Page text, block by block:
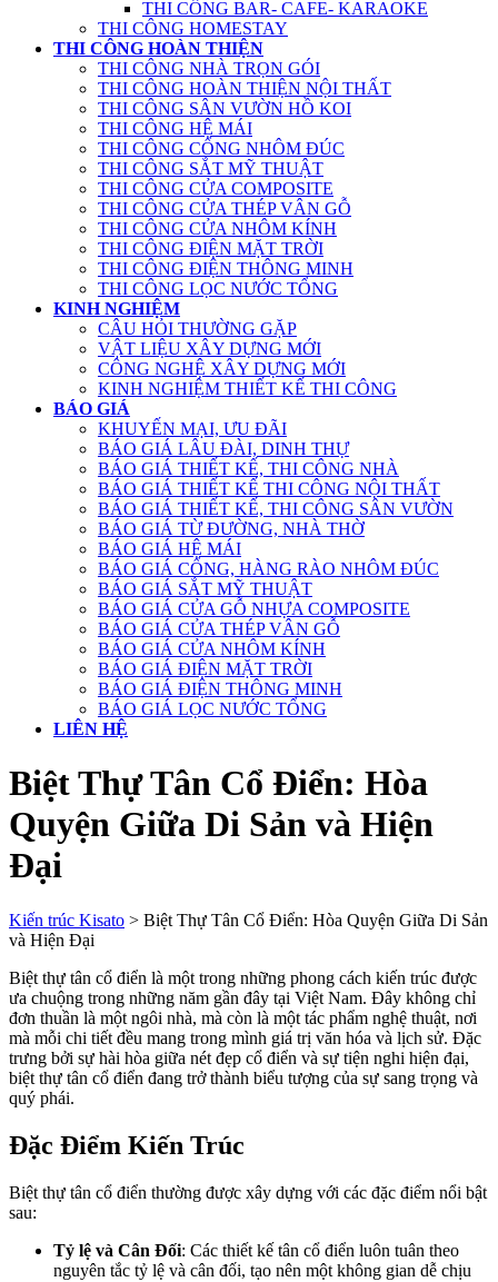
THI CÔNG BAR- CAFE- KARAOKE
THI CÔNG HOMESTAY
THI CÔNG HOÀN THIỆN
THI CÔNG NHÀ TRỌN GÓI
THI CÔNG HOÀN THIỆN NỘI THẤT
THI CÔNG SÂN VƯỜN HỒ KOI
THI CÔNG HỆ MÁI
THI CÔNG CỔNG NHÔM ĐÚC
THI CÔNG SẮT MỸ THUẬT
THI CÔNG CỬA COMPOSITE
THI CÔNG CỬA THÉP VÂN GỖ
THI CÔNG CỬA NHÔM KÍNH
THI CÔNG ĐIỆN MẶT TRỜI
THI CÔNG ĐIỆN THÔNG MINH
THI CÔNG LỌC NƯỚC TỔNG
KINH NGHIỆM
CÂU HỎI THƯỜNG GẶP
VẬT LIỆU XÂY DỰNG MỚI
CÔNG NGHỆ XÂY DỰNG MỚI
KINH NGHIỆM THIẾT KẾ THI CÔNG
BÁO GIÁ
KHUYẾN MẠI, ƯU ĐÃI
BÁO GIÁ LÂU ĐÀI, DINH THỰ
BÁO GIÁ THIẾT KẾ, THI CÔNG NHÀ
BÁO GIÁ THIẾT KẾ THI CÔNG NỘI THẤT
BÁO GIÁ THIẾT KẾ, THI CÔNG SÂN VƯỜN
BÁO GIÁ TỪ ĐƯỜNG, NHÀ THỜ
BÁO GIÁ HỆ MÁI
BÁO GIÁ CỔNG, HÀNG RÀO NHÔM ĐÚC
BÁO GIÁ SẮT MỸ THUẬT
BÁO GIÁ CỬA GỖ NHỰA COMPOSITE
BÁO GIÁ CỬA THÉP VÂN GỖ
BÁO GIÁ CỬA NHÔM KÍNH
BÁO GIÁ ĐIỆN MẶT TRỜI
BÁO GIÁ ĐIỆN THÔNG MINH
BÁO GIÁ LỌC NƯỚC TỔNG
LIÊN HỆ
Biệt Thự Tân Cổ Điển: Hòa
Quyện Giữa Di Sản và Hiện
Đại
Kiến trúc Kisato > Biệt Thự Tân Cổ Điển: Hòa Quyện Giữa Di Sản
và Hiện Đại
Biệt thự tân cổ điển là một trong những phong cách kiến trúc được
ưa chuộng trong những năm gần đây tại Việt Nam. Đây không chỉ
đơn thuần là một ngôi nhà, mà còn là một tác phẩm nghệ thuật, nơi
mà mỗi chi tiết đều mang trong mình giá trị văn hóa và lịch sử. Đặc
trưng bởi sự hài hòa giữa nét đẹp cổ điển và sự tiện nghi hiện đại,
biệt thự tân cổ điển đang trở thành biểu tượng của sự sang trọng và
quý phái.
Đặc Điểm Kiến Trúc
Biệt thự tân cổ điển thường được xây dựng với các đặc điểm nổi bật
sau:
Tỷ lệ và Cân Đối: Các thiết kế tân cổ điển luôn tuân theo
nguyên tắc tỷ lệ và cân đối, tạo nên một không gian dễ chịu